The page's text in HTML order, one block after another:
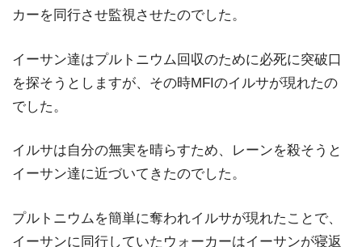
カーを同行させ監視させたのでした。
イーサン達はプルトニウム回収のために必死に突破口
を探そうとしますが、その時MFIのイルサが現れたの
でした。
イルサは自分の無実を晴らすため、レーンを殺そうと
イーサン達に近づいてきたのでした。
プルトニウムを簡単に奪われイルサが現れたことで、
イーサンに同行していたウォーカーはイーサンが寝返